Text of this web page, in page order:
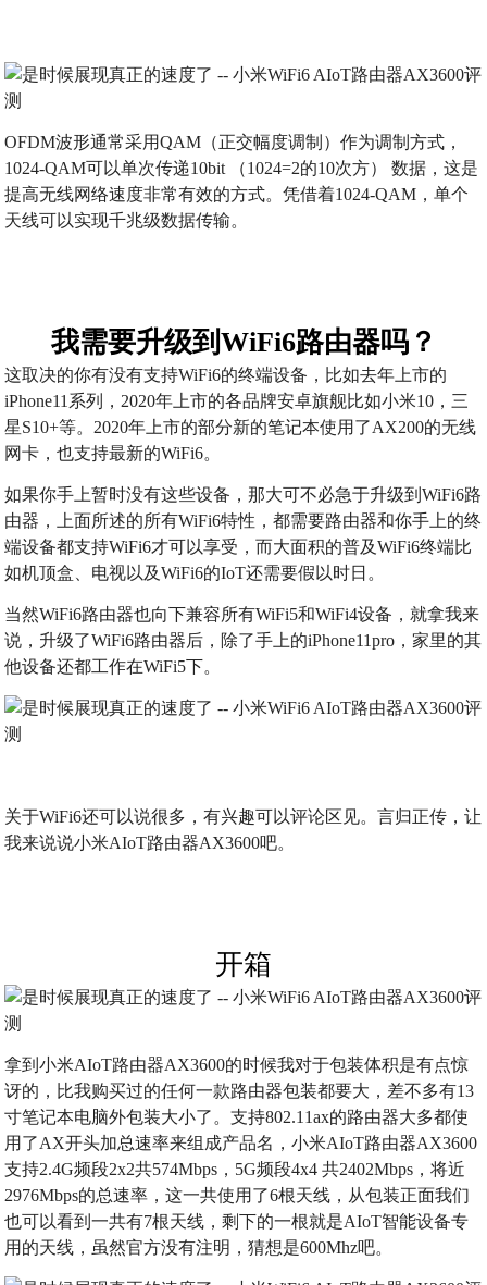
OFDM波形通常采用QAM（正交幅度调制）作为调制方式，
1024-QAM可以单次传递10bit （1024=2的10次方） 数据，这是
提高无线网络速度非常有效的方式。凭借着1024-QAM，单个
天线可以实现千兆级数据传输。
我需要升级到WiFi6路由器吗？
这取决的你有没有支持WiFi6的终端设备，比如去年上市的
iPhone11系列，2020年上市的各品牌安卓旗舰比如小米10，三
星S10+等。2020年上市的部分新的笔记本使用了AX200的无线
网卡，也支持最新的WiFi6。
如果你手上暂时没有这些设备，那大可不必急于升级到WiFi6路
由器，上面所述的所有WiFi6特性，都需要路由器和你手上的终
端设备都支持WiFi6才可以享受，而大面积的普及WiFi6终端比
如机顶盒、电视以及WiFi6的IoT还需要假以时日。
当然WiFi6路由器也向下兼容所有WiFi5和WiFi4设备，就拿我来
说，升级了WiFi6路由器后，除了手上的iPhone11pro，家里的其
他设备还都工作在WiFi5下。
关于WiFi6还可以说很多，有兴趣可以评论区见。言归正传，让
我来说说小米AIoT路由器AX3600吧。
开箱
拿到小米AIoT路由器AX3600的时候我对于包装体积是有点惊
讶的，比我购买过的任何一款路由器包装都要大，差不多有13
寸笔记本电脑外包装大小了。支持802.11ax的路由器大多都使
用了AX开头加总速率来组成产品名，小米AIoT路由器AX3600
支持2.4G频段2x2共574Mbps，5G频段4x4 共2402Mbps，将近
2976Mbps的总速率，这一共使用了6根天线，从包装正面我们
也可以看到一共有7根天线，剩下的一根就是AIoT智能设备专
用的天线，虽然官方没有注明，猜想是600Mhz吧。